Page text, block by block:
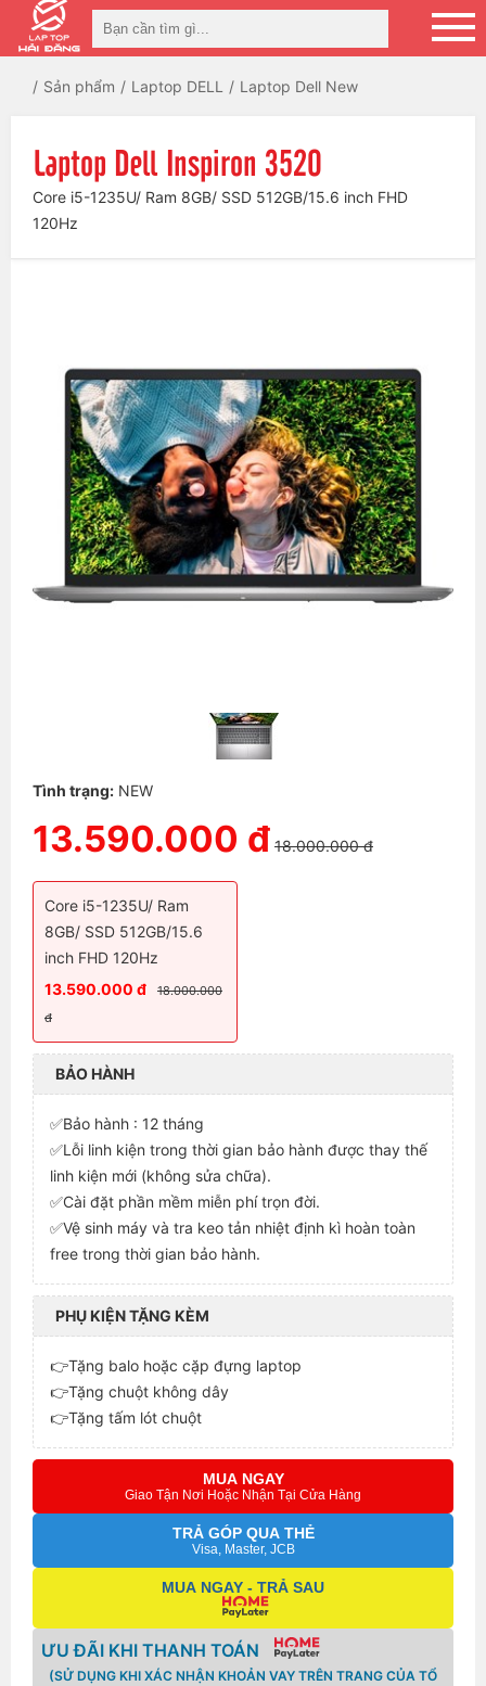
Sản phẩm Laptop DELL Laptop Dell New
Laptop Dell Inspiron 3520
Core i5-1235U/ Ram 8GB/ SSD 512GB/15.6 inch FHD
120Hz
Tình trạng: NEW
13.590.000 đ 18.000.000 đ
Core i5-1235U/ Ram
8GB/ SSD 512GB/15.6
inch FHD 120Hz
13.590.000 đ
18.000.000
đ
BẢO HÀNH
✅Bảo hành : 12 tháng
✅Lỗi linh kiện trong thời gian bảo hành được thay thế
linh kiện mới (không sửa chữa).
✅Cài đặt phần mềm miễn phí trọn đời.
✅Vệ sinh máy và tra keo tản nhiệt định kì hoàn toàn
free trong thời gian bảo hành.
PHỤ KIỆN TẶNG KÈM
👉Tặng balo hoặc cặp đựng laptop
👉Tặng chuột không dây
👉Tặng tấm lót chuột
MUA NGAY
Giao Tận Nơi Hoặc Nhận Tại Cửa Hàng
TRẢ GÓP QUA THẺ
Visa, Master, JCB
MUA NGAY - TRẢ SAU
ƯU ĐÃI KHI THANH TOÁN
(SỬ DỤNG KHI XÁC NHẬN KHOẢN VAY TRÊN TRANG CỦA TỔ